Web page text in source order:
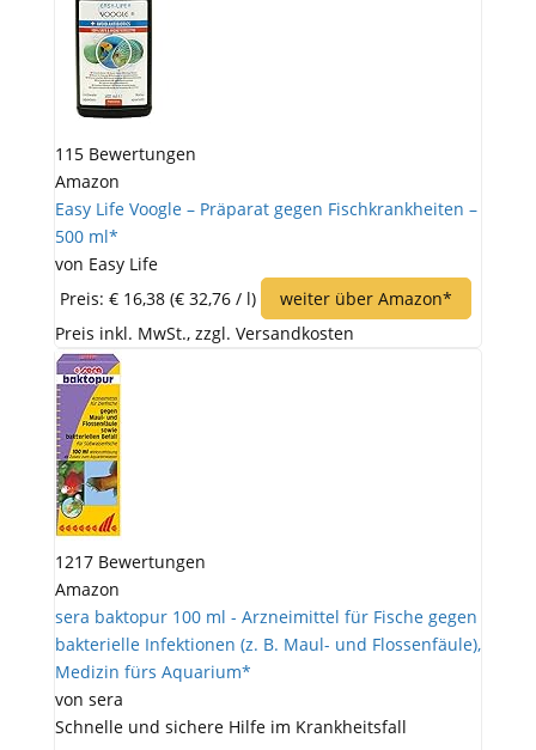
115 Bewertungen
Amazon
Easy Life Voogle – Präparat gegen Fischkrankheiten –
500 ml*
von Easy Life
Preis: € 16,38 (€ 32,76 / l)
weiter über Amazon*
Preis inkl. MwSt., zzgl. Versandkosten
1217 Bewertungen
Amazon
sera baktopur 100 ml - Arzneimittel für Fische gegen
bakterielle Infektionen (z. B. Maul- und Flossenfäule),
Medizin fürs Aquarium*
von sera
Schnelle und sichere Hilfe im Krankheitsfall